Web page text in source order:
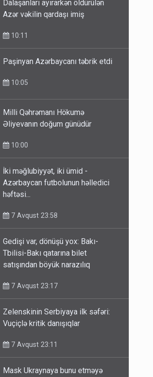
Dalaşanları ayırarkən öldürülən
Azər vəkilin qardaşı imiş
10:11
Paşinyan Azərbaycanı təbrik etdi
10:05
Milli Qəhrəmanı Hökumə
Əliyevanın doğum günüdür
10:00
İki məğlubiyyət, iki ümid -
Azərbaycan futbolunun həlledici
həftəsi...
7 Avqust 23:58
Gedişi var, dönüşü yox: Bakı-
Tbilisi-Bakı qatarına bilet
satışından böyük narazılıq
7 Avqust 23:17
Zelenskinin Serbiyaya ilk səfəri:
Vuçiçlə kritik danışıqlar
7 Avqust 23:11
Mask Ukraynaya bunu etməyə